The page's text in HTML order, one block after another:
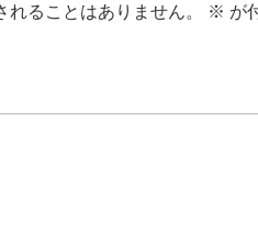
れることはありません。 ※ が